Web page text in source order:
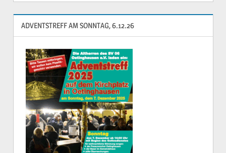
ADVENTSTREFF AM SONNTAG, 6.12.26